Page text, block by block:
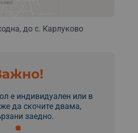
до с. Карлуково
е индивидуален или в
да скочите двама,
заедно.